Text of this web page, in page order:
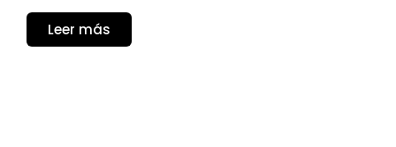
Leer más